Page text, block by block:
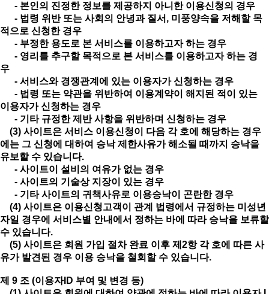
- 본인의 진정한 정보를 제공하지 아니한 이용신청의 경우
- 법령 위반 또는 사회의 안녕과 질서, 미풍양속을 저해할 목
적으로 신청한 경우
- 부정한 용도로 본 서비스를 이용하고자 하는 경우
- 영리를 추구할 목적으로 본 서비스를 이용하고자 하는 경
우
- 서비스와 경쟁관계에 있는 이용자가 신청하는 경우
- 법령 또는 약관을 위반하여 이용계약이 해지된 적이 있는
이용자가 신청하는 경우
- 기타 규정한 제반 사항을 위반하며 신청하는 경우
(3) 사이트은 서비스 이용신청이 다음 각 호에 해당하는 경우
에는 그 신청에 대하여 승낙 제한사유가 해소될 때까지 승낙을
유보할 수 있습니다.
- 사이트이 설비의 여유가 없는 경우
- 사이트의 기술상 지장이 있는 경우
- 기타 사이트의 귀책사유로 이용승낙이 곤란한 경우
(4) 사이트은 이용신청고객이 관계 법령에서 규정하는 미성년
자일 경우에 서비스별 안내에서 정하는 바에 따라 승낙을 보류할
수 있습니다.
(5) 사이트은 회원 가입 절차 완료 이후 제2항 각 호에 따른 사
유가 발견된 경우 이용 승낙을 철회할 수 있습니다.
제 9 조 (이용자ID 부여 및 변경 등)